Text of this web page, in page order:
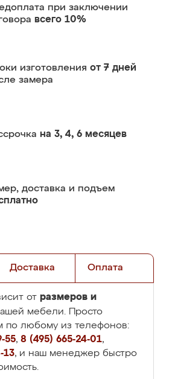
при заключении
всего 10%
изготовления от 7 дней
замера
на 3, 4, 6 месяцев
доставка и подъем
Доставка Оплата
от размеров и
мебели. Просто
по любому из телефонов:
55, 8 (495) 665-24-01,
13, и наш менеджер быстро